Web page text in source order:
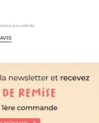
à un contrôle